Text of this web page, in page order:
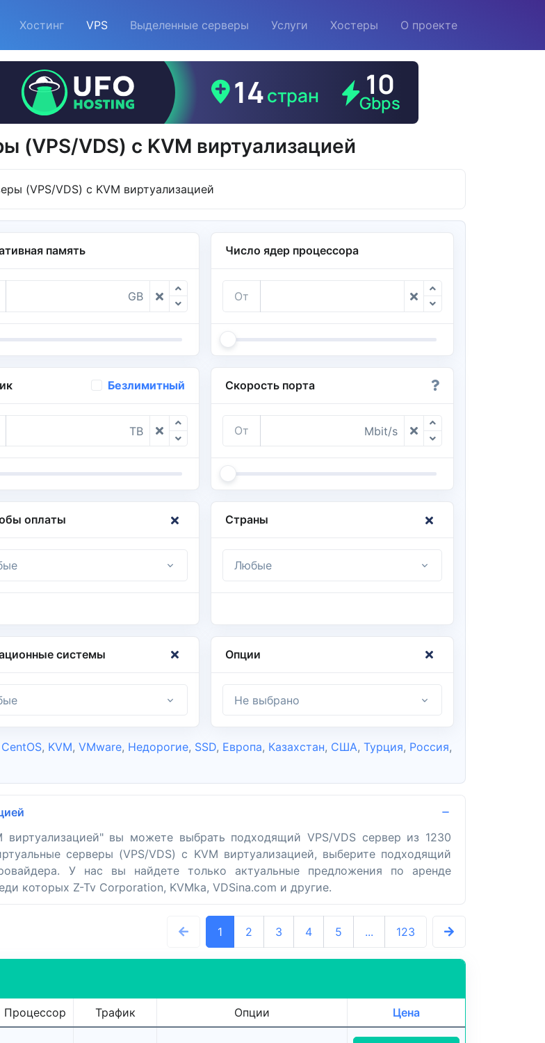
Хостинг VPS Выделенные серверы Услуги Хостеры О проекте
(VPS/VDS) с KVM виртуализацией
(VPS/VDS) с KVM виртуализацией
память
GB
Число ядер процессора
От
Безлимитный
TB
Скорость порта
От Mbit/s
оплаты Страны
Любые
системы Опции
Не выбрано
CentOS, KVM, VMware, Недорогие, SSD, Европа, Казахстан, США, Турция, Россия,
виртуализацией" вы можете выбрать подходящий VPS/VDS сервер из 1230
серверы (VPS/VDS) с KVM виртуализацией, выберите подходящий
У нас вы найдете только актуальные предложения по аренде
которых Z-Tv Corporation, KVMka, VDSina.com и другие.
1 2 3 4 5 ... 123
Процессор Трафик Опции Цена